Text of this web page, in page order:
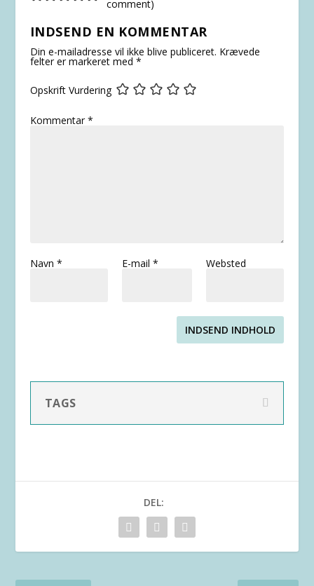
comment)
INDSEND EN KOMMENTAR
Din e-mailadresse vil ikke blive publiceret. Krævede
felter er markeret med *
Opskrift Vurdering
Kommentar*
Navn * E-mail * Websted
INDSEND INDHOLD
TAGS
DEL: